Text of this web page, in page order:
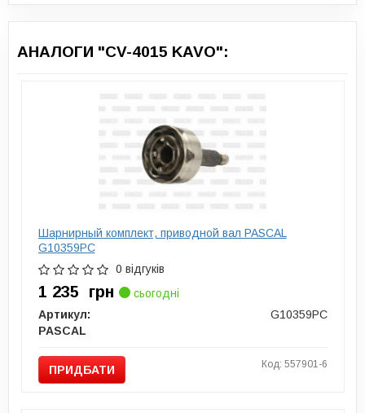
АНАЛОГИ "CV-4015 KAVO":
Шарнирный комплект, приводной вал PASCAL
G10359PC
0 відгуків
1 235 грн
сьогодні
Артикул:
G10359PC
PASCAL
ПРИДБАТИ Код: 557901-6